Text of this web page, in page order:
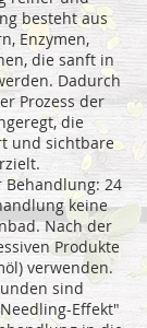
besteht aus
Enzymen,
die sanft in
Dadurch
Prozess der
die
und sichtbare
24
keine
Nach der
Produkte
verwenden.
sind
Effekt"